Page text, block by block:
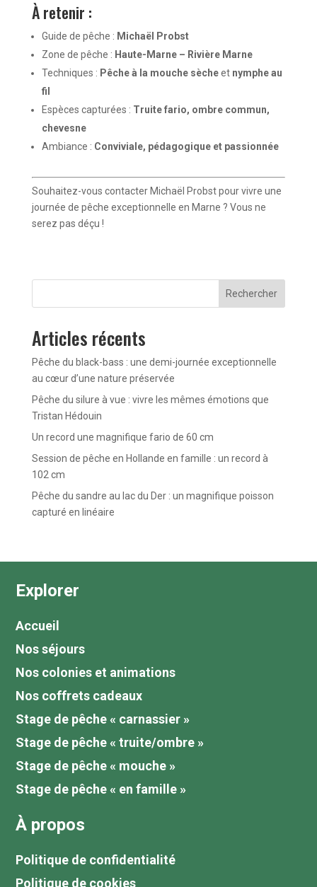
À retenir :
Guide de pêche : Michaël Probst
Zone de pêche : Haute-Marne – Rivière Marne
Techniques : Pêche à la mouche sècheet nymphe au
fil
Espèces capturées : Truite fario, ombre commun,
chevesne
Ambiance : Conviviale, pédagogique et passionnée
Souhaitez-vous contacter Michaël Probst pour vivre une
journée de pêche exceptionnelle en Marne ? Vous ne
serez pas déçu !
Rechercher
Articles récents
Pêche du black-bass : une demi-journée exceptionnelle
au cœur d’une nature préservée
Pêche du silure à vue : vivre les mêmes émotions que
Tristan Hédouin
Un record une magnifique fario de 60 cm
Session de pêche en Hollande en famille : un record à
102 cm
Pêche du sandre au lac du Der : un magnifique poisson
capturé en linéaire
Explorer
Accueil
Nos séjours
Nos colonies et animations
Nos coffrets cadeaux
Stage de pêche « carnassier »
Stage de pêche « truite/ombre »
Stage de pêche « mouche »
Stage de pêche « en famille »
À propos
Politique de confidentialité
Politique de cookies